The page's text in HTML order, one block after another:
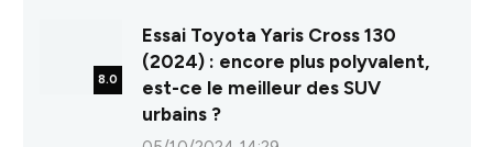
8.0
Essai Toyota Yaris Cross 130
(2024) : encore plus polyvalent,
est-ce le meilleur des SUV
urbains ?